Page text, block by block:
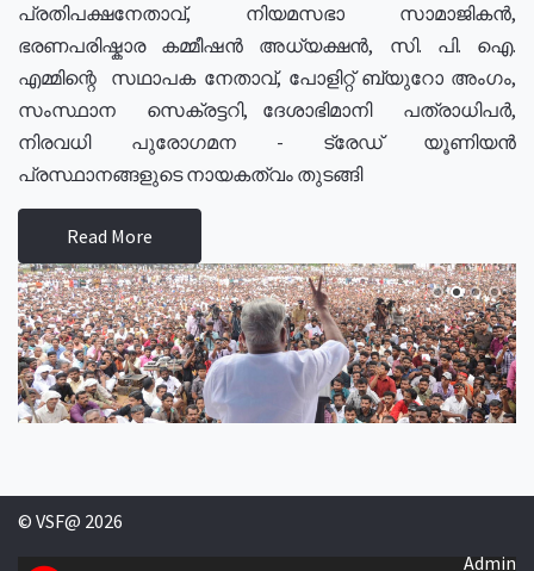
പ്രതിപക്ഷനേതാവ്, നിയമസഭാ സാമാജികൻ,
ഭരണപരിഷ്കാര കമ്മീഷൻ അധ്യക്ഷൻ, സി. പി. ഐ.
എമ്മിന്റെ സഥാപക നേതാവ്, പോളിറ്റ് ബ്യുറോ അംഗം,
സംസ്ഥാന സെക്രട്ടറി, ദേശാഭിമാനി പത്രാധിപർ,
നിരവധി പുരോഗമന - ട്രേഡ് യൂണിയൻ
പ്രസ്ഥാനങ്ങളുടെ നായകത്വം തുടങ്ങി
Read More
© VSF@ 2026
Admin